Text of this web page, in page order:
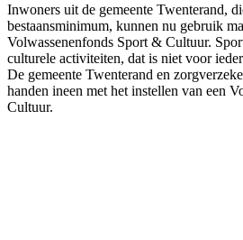
Inwoners uit de gemeente Twenterand,
bestaansminimum, kunnen nu gebruik
Volwassenenfonds Sport & Cultuur.
culturele activiteiten, dat is niet voor
De gemeente Twenterand en
handen ineen met het instellen van een
Cultuur.